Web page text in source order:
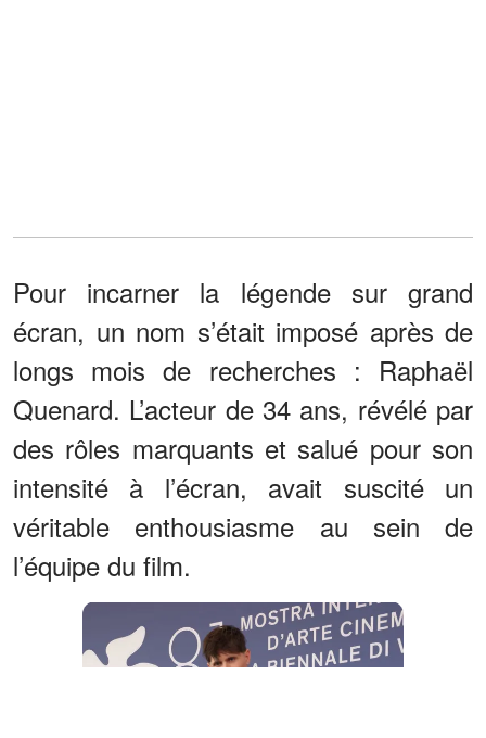
Pour incarner la légende sur grand
écran, un nom s’était imposé après de
longs mois de recherches : Raphaël
Quenard. L’acteur de 34 ans, révélé par
des rôles marquants et salué pour son
intensité à l’écran, avait suscité un
véritable enthousiasme au sein de
l’équipe du film.